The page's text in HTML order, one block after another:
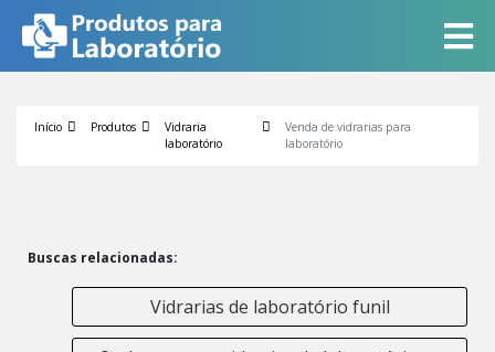
Início Produtos
Vidraria
laboratório
Venda de vidrarias para
laboratório
Buscas relacionadas:
Vidrarias de laboratório funil